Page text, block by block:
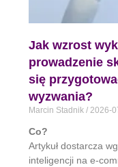
Jak wzrost
prowadzenie
się
wyzwania?
Marcin Stadnik 2026-
Co?
Artykuł dostarcza
inteligencji na e-